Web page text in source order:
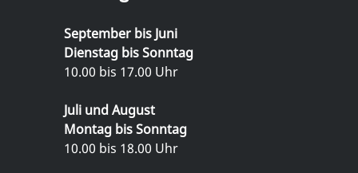
September bis Juni
Dienstag bis Sonntag
10.00 bis 17.00 Uhr
Juli und August
Montag bis Sonntag
10.00 bis 18.00 Uhr